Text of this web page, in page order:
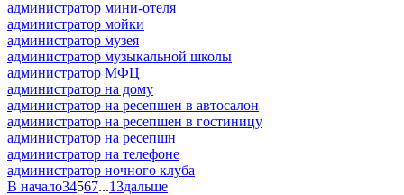
администратор мини-отеля
администратор мойки
администратор музея
администратор музыкальной школы
администратор МФЦ
администратор на дому
администратор на ресепшен в автосалон
администратор на ресепшен в гостиницу
администратор на ресепшн
администратор на телефоне
администратор ночного клуба
В начало34567...13дальше